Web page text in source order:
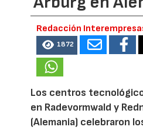
Redacción
1872
Los centros
en Radevormwald y
(Alemania) celebraron